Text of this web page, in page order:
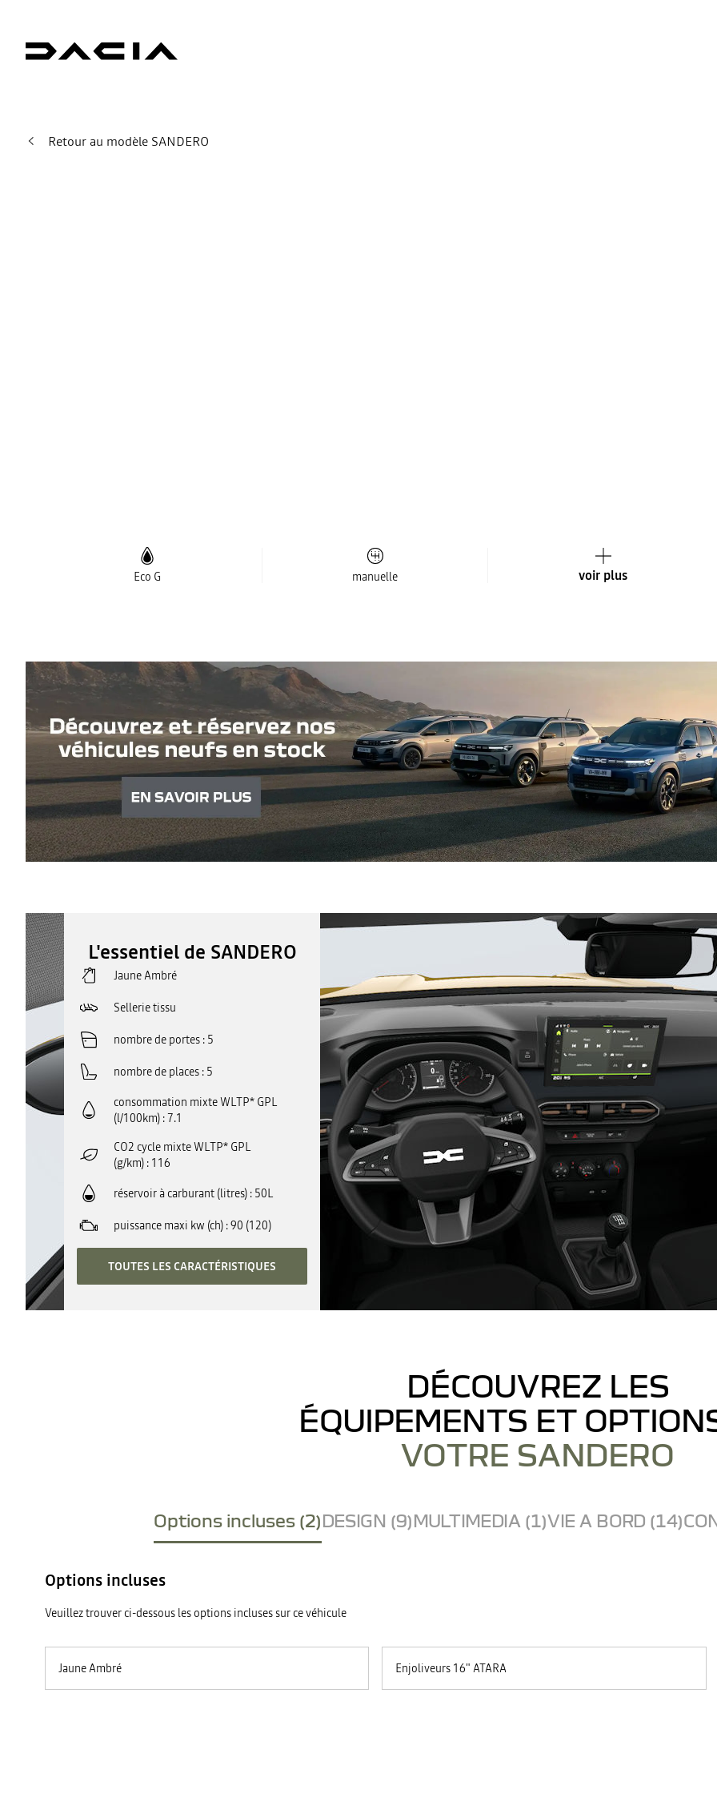
Retour au modèle SANDERO
Eco G manuelle voir plus
L'essentiel de SANDERO
Jaune Ambré
Sellerie tissu
nombre de portes 5
nombre de places 5
consommation mixte WLTP* GPL
(l/100km) 7.1
CO2 cycle mixte WLTP* GPL
(g/km) 116
réservoir à carburant (litres) 50L
puissance maxi kw (ch) 90 (120)
TOUTES LES CARACTÉRISTIQUES
DÉCOUVREZ LES
ÉQUIPEMENTS ET
VOTRE SANDERO
Options incluses (2)DESIGN (9)MULTIMEDIA (1)VIE A BORD (14)
Options incluses
Veuillez trouver ci-dessous les options incluses sur ce véhicule
Jaune Ambré Enjoliveurs 16" ATARA